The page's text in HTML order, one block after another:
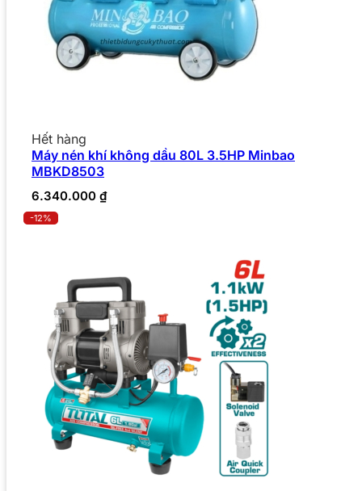
Hết hàng
Máy nén khí không dầu 80L 3.5HP Minbao
MBKD8503
6.340.000 ₫
-12%